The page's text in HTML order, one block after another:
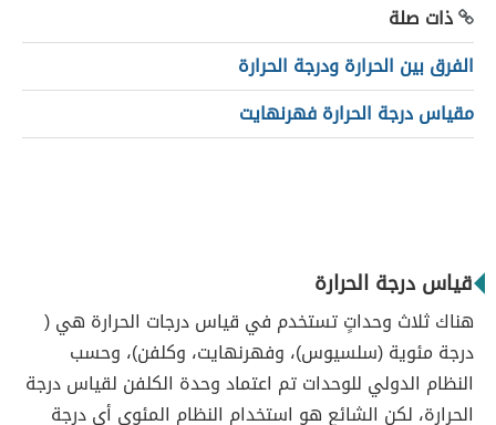
ذات صلة
الفرق بين الحرارة ودرجة الحرارة
مقياس درجة الحرارة فهرنهايت
قياس درجة الحرارة
هناك ثلاث وحداتٍ تستخدم في قياس درجات الحرارة هي (
درجة مئوية (سلسيوس)، وفهرنهايت، وكلفن)، وحسب
النظام الدولي للوحدات تم اعتماد وحدة الكلفن لقياس درجة
الحرارة، لكن الشائع هو استخدام النظام المئوي أي درجة